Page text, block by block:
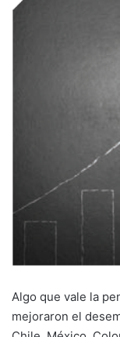
Algo que vale la
mejoraron el